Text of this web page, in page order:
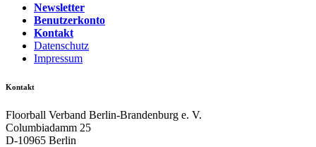
Newsletter
Benutzerkonto
Kontakt
Datenschutz
Impressum
Kontakt
Floorball Verband Berlin-Brandenburg e. V.
Columbiadamm 25
D-10965 Berlin